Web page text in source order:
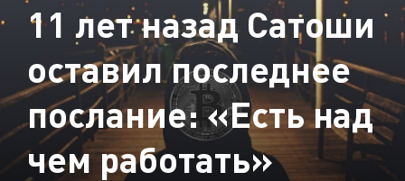
11 лет назад Сатоши
оставил последнее
послание: «Есть над
чем работать»